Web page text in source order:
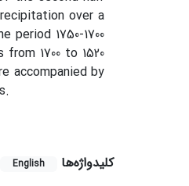
over a
1750-1700
1700 to 1520
accompanied by
کلیدواژه‌ها English